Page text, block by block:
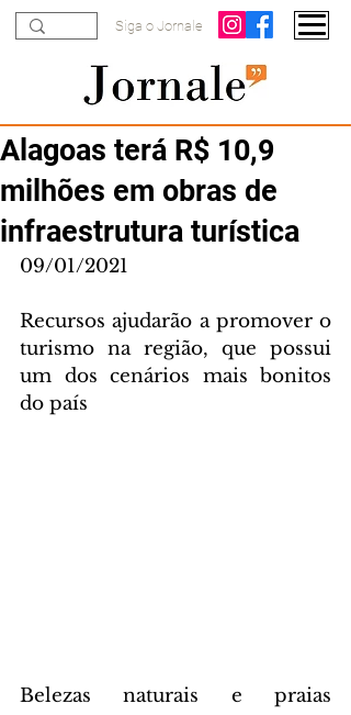
Siga o Jornale
Alagoas terá R$ 10,9
milhões em obras de
infraestrutura turística
09/01/2021
Recursos ajudarão a promover o
turismo na região, que possui
um dos cenários mais bonitos
do país
Belezas naturais e praias